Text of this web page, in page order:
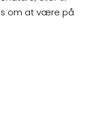
om at være på